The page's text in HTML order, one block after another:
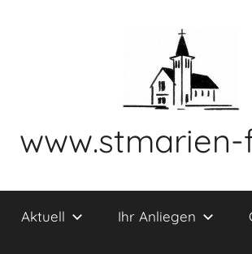
Aktuell Ihr Anliegen